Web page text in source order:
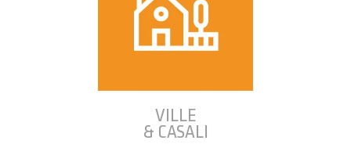
VILLE
& CASALI